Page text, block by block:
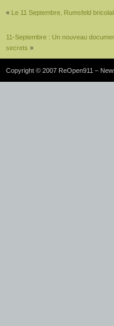
« Le 11 Septembre, Rumsfeld
11-Septembre : Un nouveau
secrets »
Copyright © 2007 ReOpen911 –